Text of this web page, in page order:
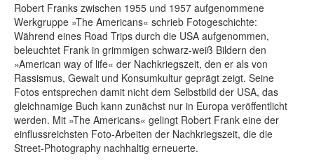
Camera Austria Preis
Fotoarchiv Pierre Bourdieu
Rechtliche Informationen
Robert Franks zwischen 1955 und 1957 aufgenommene
Werkgruppe »The Americans« schrieb Fotogeschichte:
Während eines Road Trips durch die USA aufgenommen,
beleuchtet Frank in grimmigen schwarz-weiß Bildern den
»American way of life« der Nachkriegszeit, den er als von
Rassismus, Gewalt und Konsumkultur geprägt zeigt. Seine
Fotos entsprechen damit nicht dem Selbstbild der USA, das
gleichnamige Buch kann zunächst nur in Europa veröffentlicht
werden. Mit »The Americans« gelingt Robert Frank eine der
einflussreichsten Foto-Arbeiten der Nachkriegszeit, die die
Street-Photography nachhaltig erneuerte.